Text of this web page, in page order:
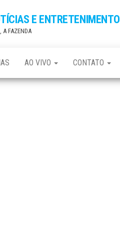
E ENTRETENIMENTO
FAZENDA
AO VIVO CONTATO